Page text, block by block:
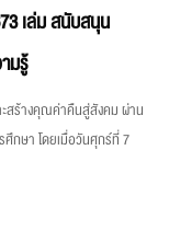
เล่ม สนับสนุน
มรู้
สร้างคุณค่าคืนสู่สังคม ผ่าน
กษา โดยเมื่อวันศุกร์ที่ 7